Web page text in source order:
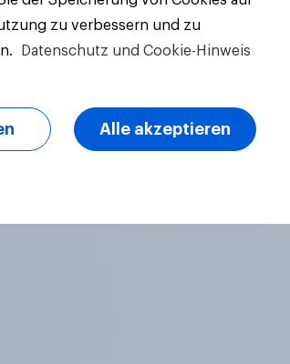
zu verbessern und zu
Datenschutz und Cookie-Hinweis
Alle akzeptieren